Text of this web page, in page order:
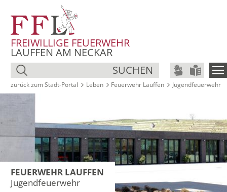
FREIWILLIGE FEUERWEHR
LAUFFEN AM NECKAR
SUCHEN
zurück zum Stadt‑Portal Leben Feuerwehr Lauffen Jugendfeuerwehr
FEUERWEHR LAUFFEN
Jugendfeuerwehr